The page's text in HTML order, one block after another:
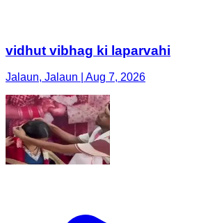
vidhut vibhag ki laparvahi
Jalaun, Jalaun | Aug 7, 2026